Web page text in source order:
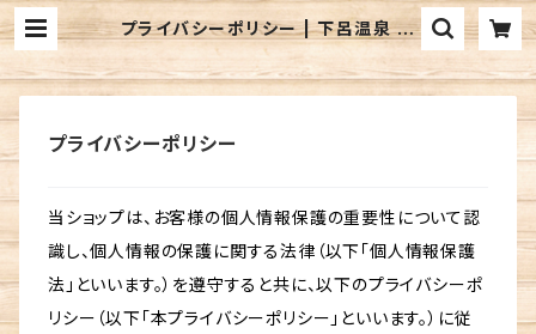
プライバシーポリシー | 下呂温泉 水
明館 suimeikan
プライバシーポリシー
当ショップは、お客様の個人情報保護の重要性について認
識し、個人情報の保護に関する法律（以下「個人情報保護
法」といいます。）を遵守すると共に、以下のプライバシーポ
リシー（以下「本プライバシーポリシー」といいます。）に従